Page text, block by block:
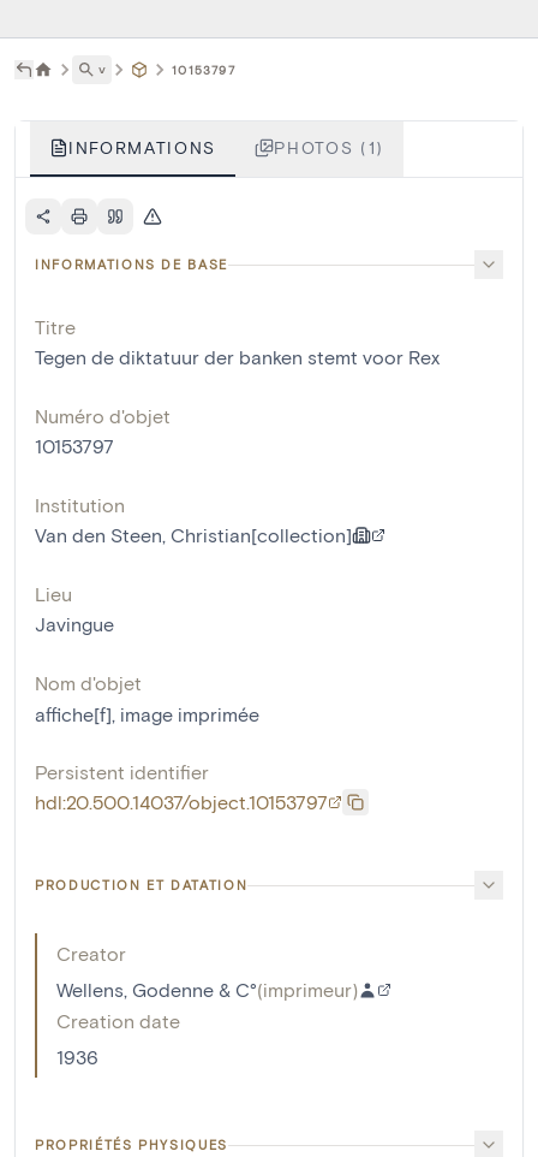
˅ 10153797
INFORMATIONS PHOTOS (1)
INFORMATIONS DE BASE
Titre
Tegen de diktatuur der banken stemt voor Rex
Numéro d'objet
10153797
Institution
Van den Steen, Christian[collection]
Lieu
Javingue
Nom d'objet
affiche[f], image imprimée
Persistent identifier
hdl:20.500.14037/object.10153797
PRODUCTION ET DATATION
Creator
Wellens, Godenne & C°(imprimeur)
Creation date
1936
PROPRIÉTÉS PHYSIQUES